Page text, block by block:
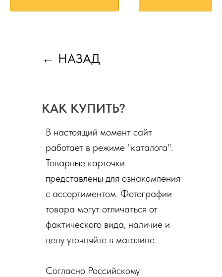
← НАЗАД
В настоящий момент сайт
работает в режиме "каталога".
Товарные карточки
представлены для ознакомления
с ассортиментом. Фотографии
товара могут отличаться от
фактического вида, наличие и
цену уточняйте в магазине.
Согласно Российскому
КАК КУПИТЬ?